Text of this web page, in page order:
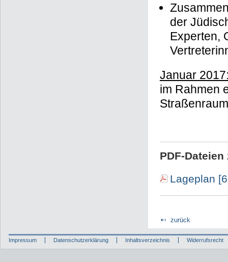
der
Experten,
Januar
im Rahmen
PDF-
Lageplan
zurück
Impressum Datenschutzerklärung Inhaltsverzeichnis Widerrufsrecht